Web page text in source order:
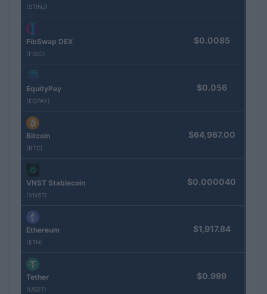
(STINJ)
FibSwap DEX
(FIBO)
$0.0085
EquityPay
(EQPAY)
$0.056
Bitcoin
(BTC)
$64,967.00
VNST Stablecoin
(VNST)
$0.000040
Ethereum
(ETH)
$1,917.84
Tether
(USDT)
$0.999